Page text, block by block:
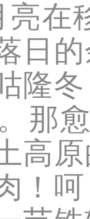
亮在
日
隆
那
高
！